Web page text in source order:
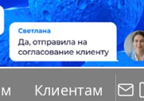
Клиентам